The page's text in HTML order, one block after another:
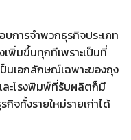
การจำพวกธุรกิจประเภท
เพิ่มขึ้นทุกทีเพราะเป็นที่
เอกลักษณ์เฉพาะของถุง
ะโรงพิมพ์ที่รับผลิตก็มี
กิจทั้งรายใหม่รายเก่าได้